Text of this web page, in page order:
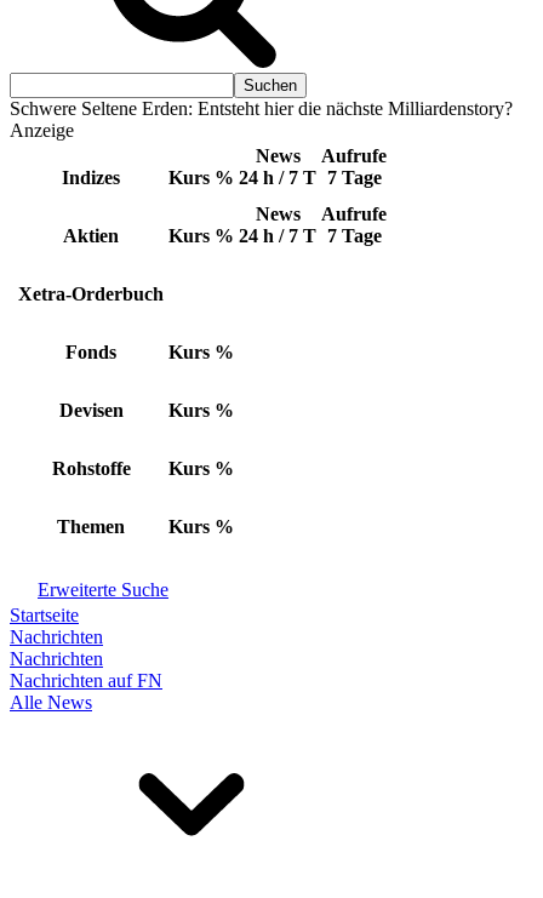
Schwere Seltene Erden: Entsteht hier die nächste Milliardenstory?
Anzeige
Indizes Kurs %
News
24 h / 7 T
Aufrufe
7 Tage
Aktien Kurs %
News
24 h / 7 T
Aufrufe
7 Tage
Xetra-Orderbuch
Fonds Kurs %
Devisen Kurs %
Rohstoffe Kurs %
Themen Kurs %
Erweiterte Suche
Startseite
Nachrichten
Nachrichten
Nachrichten auf FN
Alle News